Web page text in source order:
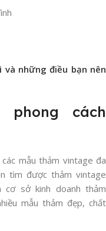
những điều bạn nên
cách
mẫu thảm vintage đa
tìm được thảm vintage
cơ sở kinh doanh thảm
mẫu thảm đẹp, chất